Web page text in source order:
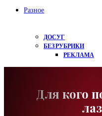
Разное
ДОСУГ
БЕЗ РУБРИКИ
РЕКЛАМА
Для кого